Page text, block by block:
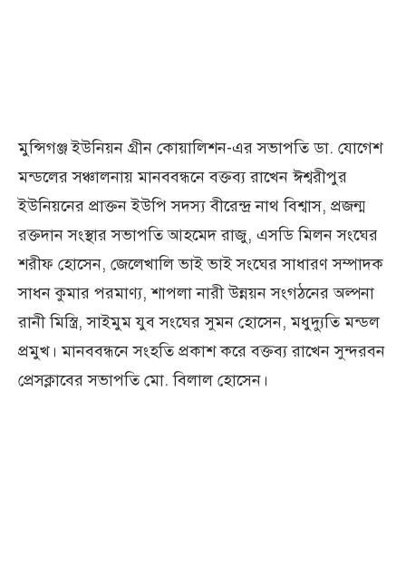
মুন্সিগঞ্জ ইউনিয়ন গ্রীন কোয়ালিশন-এর সভাপতি ডা. যোগেশ
মন্ডলের সঞ্চালনায় মানববন্ধনে বক্তব্য রাখেন ঈশ্বরীপুর
ইউনিয়নের প্রাক্তন ইউপি সদস্য বীরেন্দ্র নাথ বিশ্বাস, প্রজন্ম
রক্তদান সংস্থার সভাপতি আহমেদ রাজু, এসডি মিলন সংঘের
শরীফ হোসেন, জেলেখালি ভাই ভাই সংঘের সাধারণ সম্পাদক
সাধন কুমার পরমাণ্য, শাপলা নারী উন্নয়ন সংগঠনের অল্পনা
রানী মিস্ত্রি, সাইমুম যুব সংঘের সুমন হোসেন, মধুদ্যুতি মন্ডল
প্রমুখ। মানববন্ধনে সংহতি প্রকাশ করে বক্তব্য রাখেন সুন্দরবন
প্রেসক্লাবের সভাপতি মো. বিলাল হোসেন।